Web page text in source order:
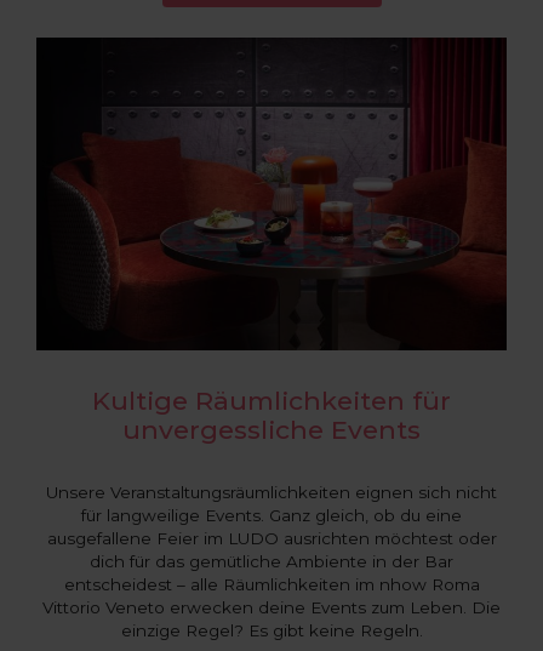
Kultige Räumlichkeiten für
unvergessliche Events
Unsere Veranstaltungsräumlichkeiten eignen sich nicht
für langweilige Events. Ganz gleich, ob du eine
ausgefallene Feier im LUDO ausrichten möchtest oder
dich für das gemütliche Ambiente in der Bar
entscheidest – alle Räumlichkeiten im nhow Roma
Vittorio Veneto erwecken deine Events zum Leben. Die
einzige Regel? Es gibt keine Regeln.